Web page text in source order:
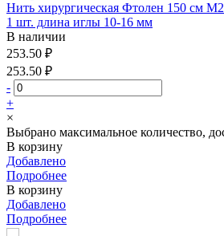
Нить хирургическая Фтолен 150 см М2
1 шт. длина иглы 10-16 мм
В наличии
253.50 ₽
253.50 ₽
-
+
×
Выбрано максимальное количество,
В корзину
Добавлено
Подробнее
В корзину
Добавлено
Подробнее